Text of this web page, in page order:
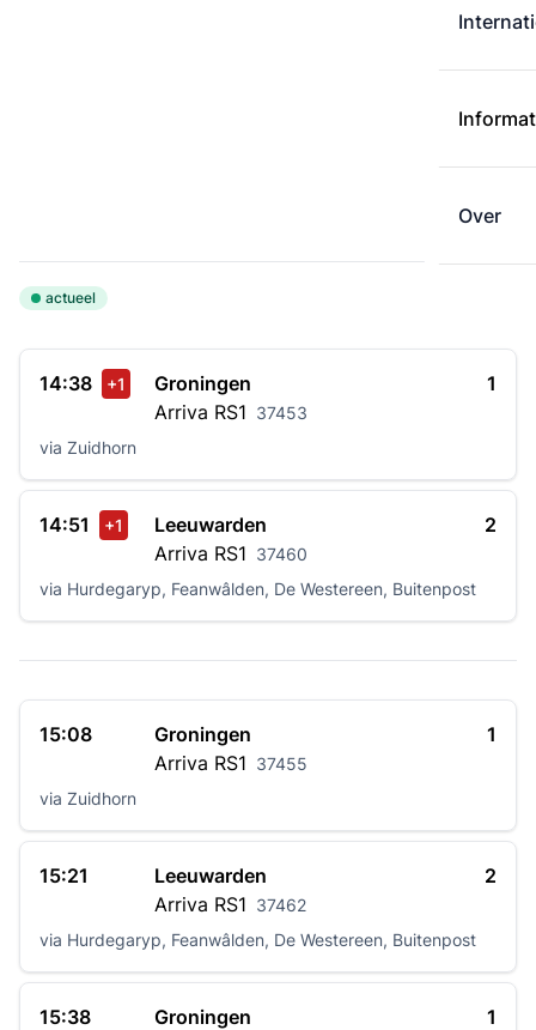
Over
actueel
14:38 +1
Groningen
Arriva RS1 37453
1
via Zuidhorn
14:51 +1
Leeuwarden
Arriva RS1 37460
2
via Hurdegaryp, Feanwâlden, De Westereen, Buitenpost
15:08
Groningen
Arriva RS1 37455
1
via Zuidhorn
15:21
Leeuwarden
Arriva RS1 37462
2
via Hurdegaryp, Feanwâlden, De Westereen, Buitenpost
15:38
Groningen
1